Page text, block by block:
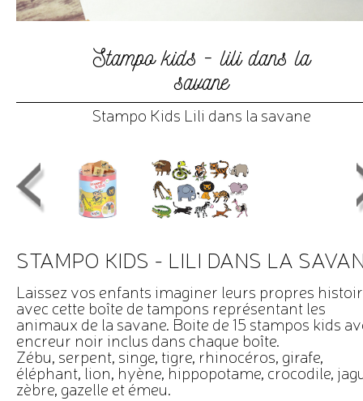
Stampo kids - lili dans la
savane
Stampo Kids Lili dans la savane
STAMPO KIDS - LILI DANS LA
Laissez vos enfants imaginer leurs propres
avec cette boîte de tampons représentant les
animaux de la savane. Boite de 15 stampos kids
encreur noir inclus dans chaque boîte.
Zébu, serpent, singe, tigre, rhinocéros, girafe,
éléphant, lion, hyène, hippopotame, crocodile,
zèbre, gazelle et émeu.